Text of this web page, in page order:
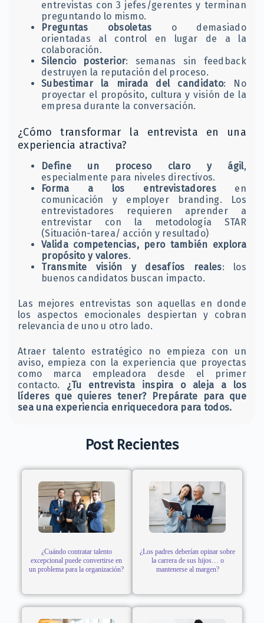
entrevistas con 3 jefes/gerentes y terminan
preguntando lo mismo.
Preguntas obsoletas o demasiado
orientadas al control en lugar de a la
colaboración.
Silencio posterior: semanas sin feedback
destruyen la reputación del proceso.
Subestimar la mirada del candidato: No
proyectar el propósito, cultura y visión de la
empresa durante la conversación.
¿Cómo transformar la entrevista en una
experiencia atractiva?
Define un proceso claro y ágil,
especialmente para niveles directivos.
Forma a los entrevistadoresen
comunicación y employer branding. Los
entrevistadores requieren aprender a
entrevistar con la metodología STAR
(Situación-tarea/ acción y resultado)
Valida competencias, pero también explora
propósito y valores.
Transmite visión y desafíos reales: los
buenos candidatos buscan impacto.
Las mejores entrevistas son aquellas en donde
los aspectos emocionales despiertan y cobran
relevancia de uno u otro lado.
Atraer talento estratégico no empieza con un
aviso, empieza con la experiencia que proyectas
como marca empleadora desde el primer
contacto. ¿Tu entrevista inspira o aleja a los
líderes que quieres tener? Prepárate para que
sea una experiencia enriquecedora para todos.
Post Recientes
¿Cuándo contratar talento
excepcional puede convertirse en
un problema para la organización?
¿Los padres deberían opinar sobre
la carrera de sus hijos… o
mantenerse al margen?